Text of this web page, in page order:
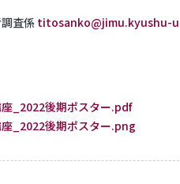
査係titosanko@jimu.kyushu-
_2022後期ポスター.pdf
_2022後期ポスター.png